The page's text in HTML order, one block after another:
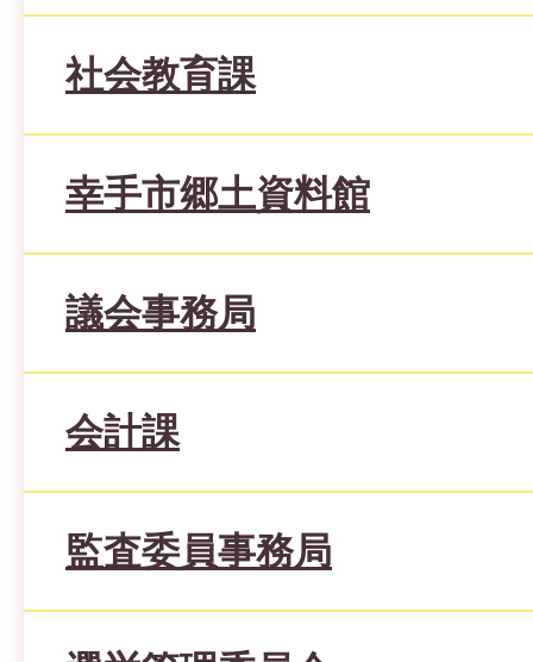
社会教育課
幸手市郷土資料館
議会事務局
会計課
監査委員事務局